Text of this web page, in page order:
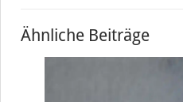
Ähnliche Beiträge